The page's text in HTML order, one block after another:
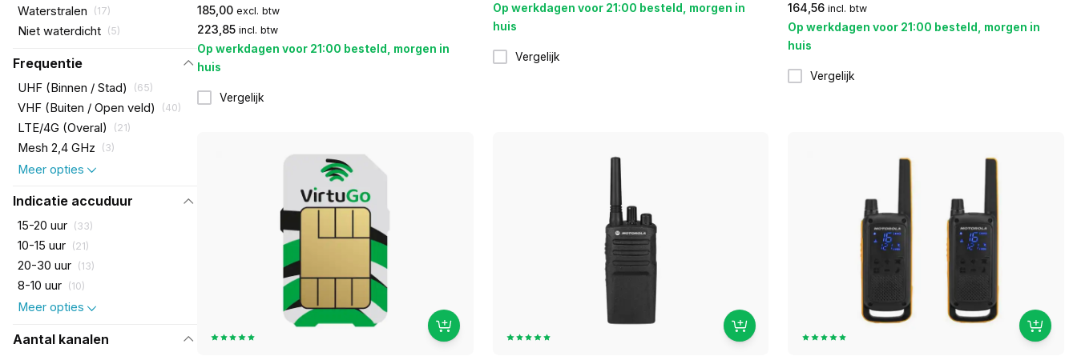
Waterstralen (17)
Niet waterdicht (5)
Frequentie
UHF (Binnen / Stad) (65)
VHF (Buiten / Open veld) (40)
LTE/4G (Overal) (21)
Mesh 2,4 GHz (3)
Meer opties
Indicatie accuduur
15-20 uur (33)
10-15 uur (21)
20-30 uur (13)
8-10 uur (10)
Meer opties
Aantal kanalen
185,00 excl. btw
223,85 incl. btw
Op werkdagen voor 21:00 besteld, morgen in
huis
Vergelijk
Op werkdagen voor 21:00 besteld, morgen in
huis
Vergelijk
164,56 incl. btw
Op werkdagen voor 21:00 besteld, morgen in
huis
Vergelijk